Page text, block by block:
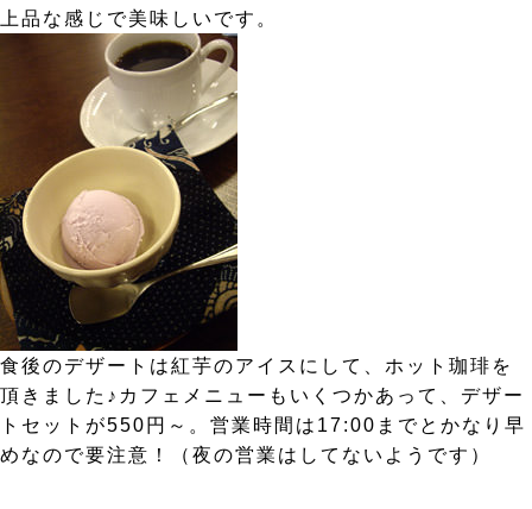
上品な感じで美味しいです。
食後のデザートは紅芋のアイスにして、ホット珈琲を
頂きました♪カフェメニューもいくつかあって、デザー
トセットが550円～。営業時間は17:00までとかなり早
めなので要注意！（夜の営業はしてないようです）